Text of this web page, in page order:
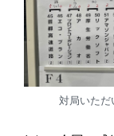
対局いただ